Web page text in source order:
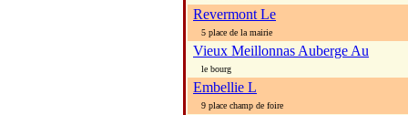
Revermont Le
5 place de la mairie
Vieux Meillonnas Auberge Au
le bourg
Embellie L
9 place champ de foire